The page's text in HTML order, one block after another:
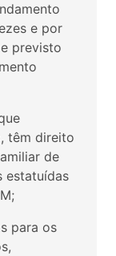
e por
previsto
têm direito
de
estatuídas
para os